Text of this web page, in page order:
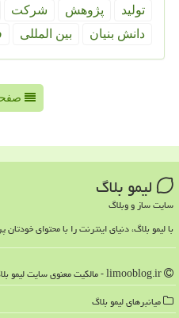
تولید پژوهش شركت
دانش بنیان
بین المللی
لیمو بلاگ
سایت ساز و وبلاگ
با لیمو بلاگ، دنیای اینترنت را با محتوای خودتان
میانبرهای لیمو بلاگ